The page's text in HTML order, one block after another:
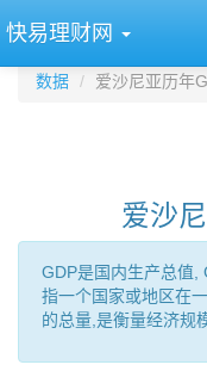
快易理财网
数据 爱沙尼亚历年
爱沙
GDP是国内生产总值,
指一个国家或地区在
的总量,是衡量经济规